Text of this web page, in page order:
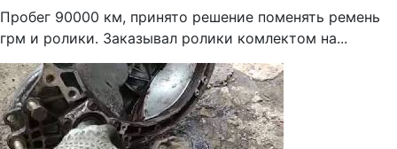
Пробег 90000 км, принято решение поменять ремень
грм и ролики. Заказывал ролики комлектом на...